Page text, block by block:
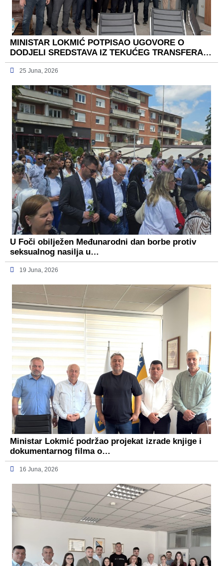
MINISTAR LOKMIĆ POTPISAO UGOVORE O
DODJELI SREDSTAVA IZ TEKUĆEG TRANSFERA…
25 Juna, 2026
U Foči obilježen Međunarodni dan borbe protiv
seksualnog nasilja u…
19 Juna, 2026
Ministar Lokmić podržao projekat izrade knjige i
dokumentarnog filma o…
16 Juna, 2026